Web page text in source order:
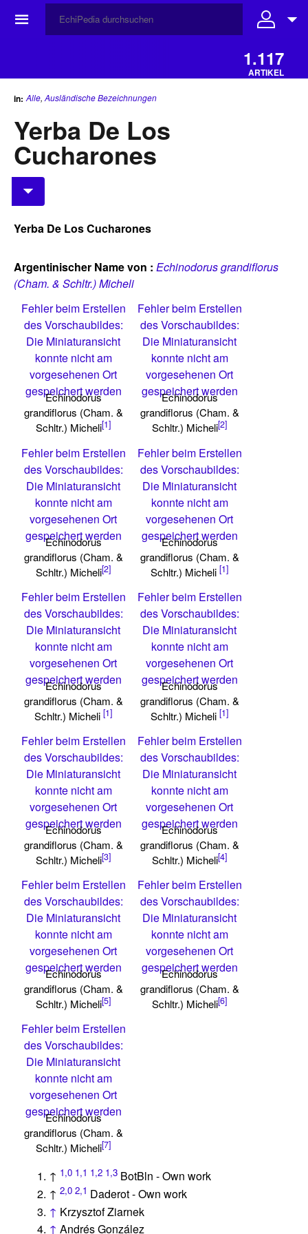
☰
1.117
ARTIKEL
in: Alle, Ausländische Bezeichnungen
Yerba De Los
Cucharones
Yerba De Los Cucharones
Argentinischer Name von : Echinodorus grandiflorus
(Cham. & Schltr.) Micheli
Fehler beim Erstellen
des Vorschaubildes:
Die Miniaturansicht
konnte nicht am
vorgesehenen Ort
gespeichert werden
Echinodorus
grandiflorus (Cham. &
Schltr.) Micheli[1]
Fehler beim Erstellen
des Vorschaubildes:
Die Miniaturansicht
konnte nicht am
vorgesehenen Ort
gespeichert werden
Echinodorus
grandiflorus (Cham. &
Schltr.) Micheli[2]
Fehler beim Erstellen
des Vorschaubildes:
Die Miniaturansicht
konnte nicht am
vorgesehenen Ort
gespeichert werden
Echinodorus
grandiflorus (Cham. &
Schltr.) Micheli[2]
Fehler beim Erstellen
des Vorschaubildes:
Die Miniaturansicht
konnte nicht am
vorgesehenen Ort
gespeichert werden
Echinodorus
grandiflorus (Cham. &
Schltr.) Micheli [1]
Fehler beim Erstellen
des Vorschaubildes:
Die Miniaturansicht
konnte nicht am
vorgesehenen Ort
gespeichert werden
Echinodorus
grandiflorus (Cham. &
Schltr.) Micheli [1]
Fehler beim Erstellen
des Vorschaubildes:
Die Miniaturansicht
konnte nicht am
vorgesehenen Ort
gespeichert werden
Echinodorus
grandiflorus (Cham. &
Schltr.) Micheli [1]
Fehler beim Erstellen
des Vorschaubildes:
Die Miniaturansicht
konnte nicht am
vorgesehenen Ort
gespeichert werden
Echinodorus
grandiflorus (Cham. &
Schltr.) Micheli[3]
Fehler beim Erstellen
des Vorschaubildes:
Die Miniaturansicht
konnte nicht am
vorgesehenen Ort
gespeichert werden
Echinodorus
grandiflorus (Cham. &
Schltr.) Micheli[4]
Fehler beim Erstellen
des Vorschaubildes:
Die Miniaturansicht
konnte nicht am
vorgesehenen Ort
gespeichert werden
Echinodorus
grandiflorus (Cham. &
Schltr.) Micheli[5]
Fehler beim Erstellen
des Vorschaubildes:
Die Miniaturansicht
konnte nicht am
vorgesehenen Ort
gespeichert werden
Echinodorus
grandiflorus (Cham. &
Schltr.) Micheli[6]
Fehler beim Erstellen
des Vorschaubildes:
Die Miniaturansicht
konnte nicht am
vorgesehenen Ort
gespeichert werden
Echinodorus
grandiflorus (Cham. &
Schltr.) Micheli[7]
↑ 1,0 1,1 1,2 1,3 BotBln - Own work
↑2,0 2,1 Daderot - Own work
↑ Krzysztof Ziarnek
↑ Andrés González